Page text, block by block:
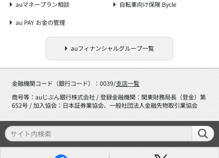
auマネープラン相談 自転車向け保険 Bycle
au PAY お金の管理
auフィナンシャルグループ一覧
金融機関コード（銀行コード）：0039/支店一覧
商号等：auじぶん銀行株式会社 / 登録金融機関：関東財務局長（登金）第
652号 / 加入協会：日本証券業協会、一般社団法人金融先物取引業協会